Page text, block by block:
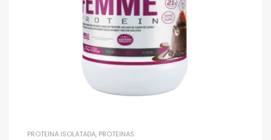
PROTEINA ISOLATADA, PROTEINAS